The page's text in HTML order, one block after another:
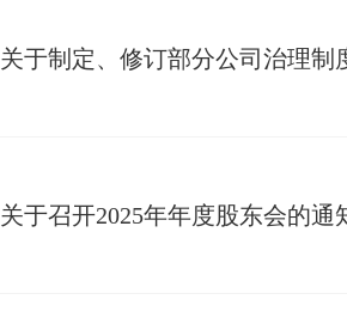
关于制定、修订部分公司治理制
关于召开2025年年度股东会的通